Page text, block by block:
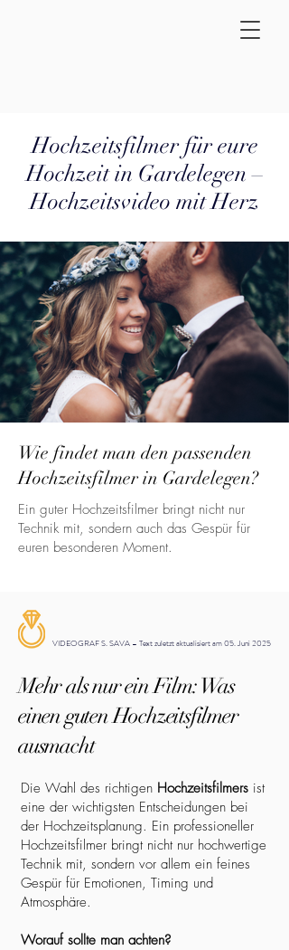
Hochzeitsfilmer für eure
Hochzeit in Gardelegen –
Hochzeitsvideo mit Herz
Wie findet man den passenden
Hochzeitsfilmer in Gardelegen?
Ein guter Hochzeitsfilmer bringt nicht nur
Technik mit, sondern auch das Gespür für
euren besonderen Moment.
VIDEOGRAF S. SAVA – Text zuletzt aktualisiert am 05. Juni 2025
Mehr als nur ein Film: Was
einen guten Hochzeitsfilmer
ausmacht
Die Wahl des richtigen Hochzeitsfilmers ist
eine der wichtigsten Entscheidungen bei
der Hochzeitsplanung. Ein professioneller
Hochzeitsfilmer bringt nicht nur hochwertige
Technik mit, sondern vor allem ein feines
Gespür für Emotionen, Timing und
Atmosphäre.
Worauf sollte man achten?